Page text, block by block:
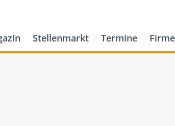
Stellenmarkt Termine